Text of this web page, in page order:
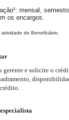
mensal,
os encargos.
atividade do Beneficiário.
gerente e solicite o